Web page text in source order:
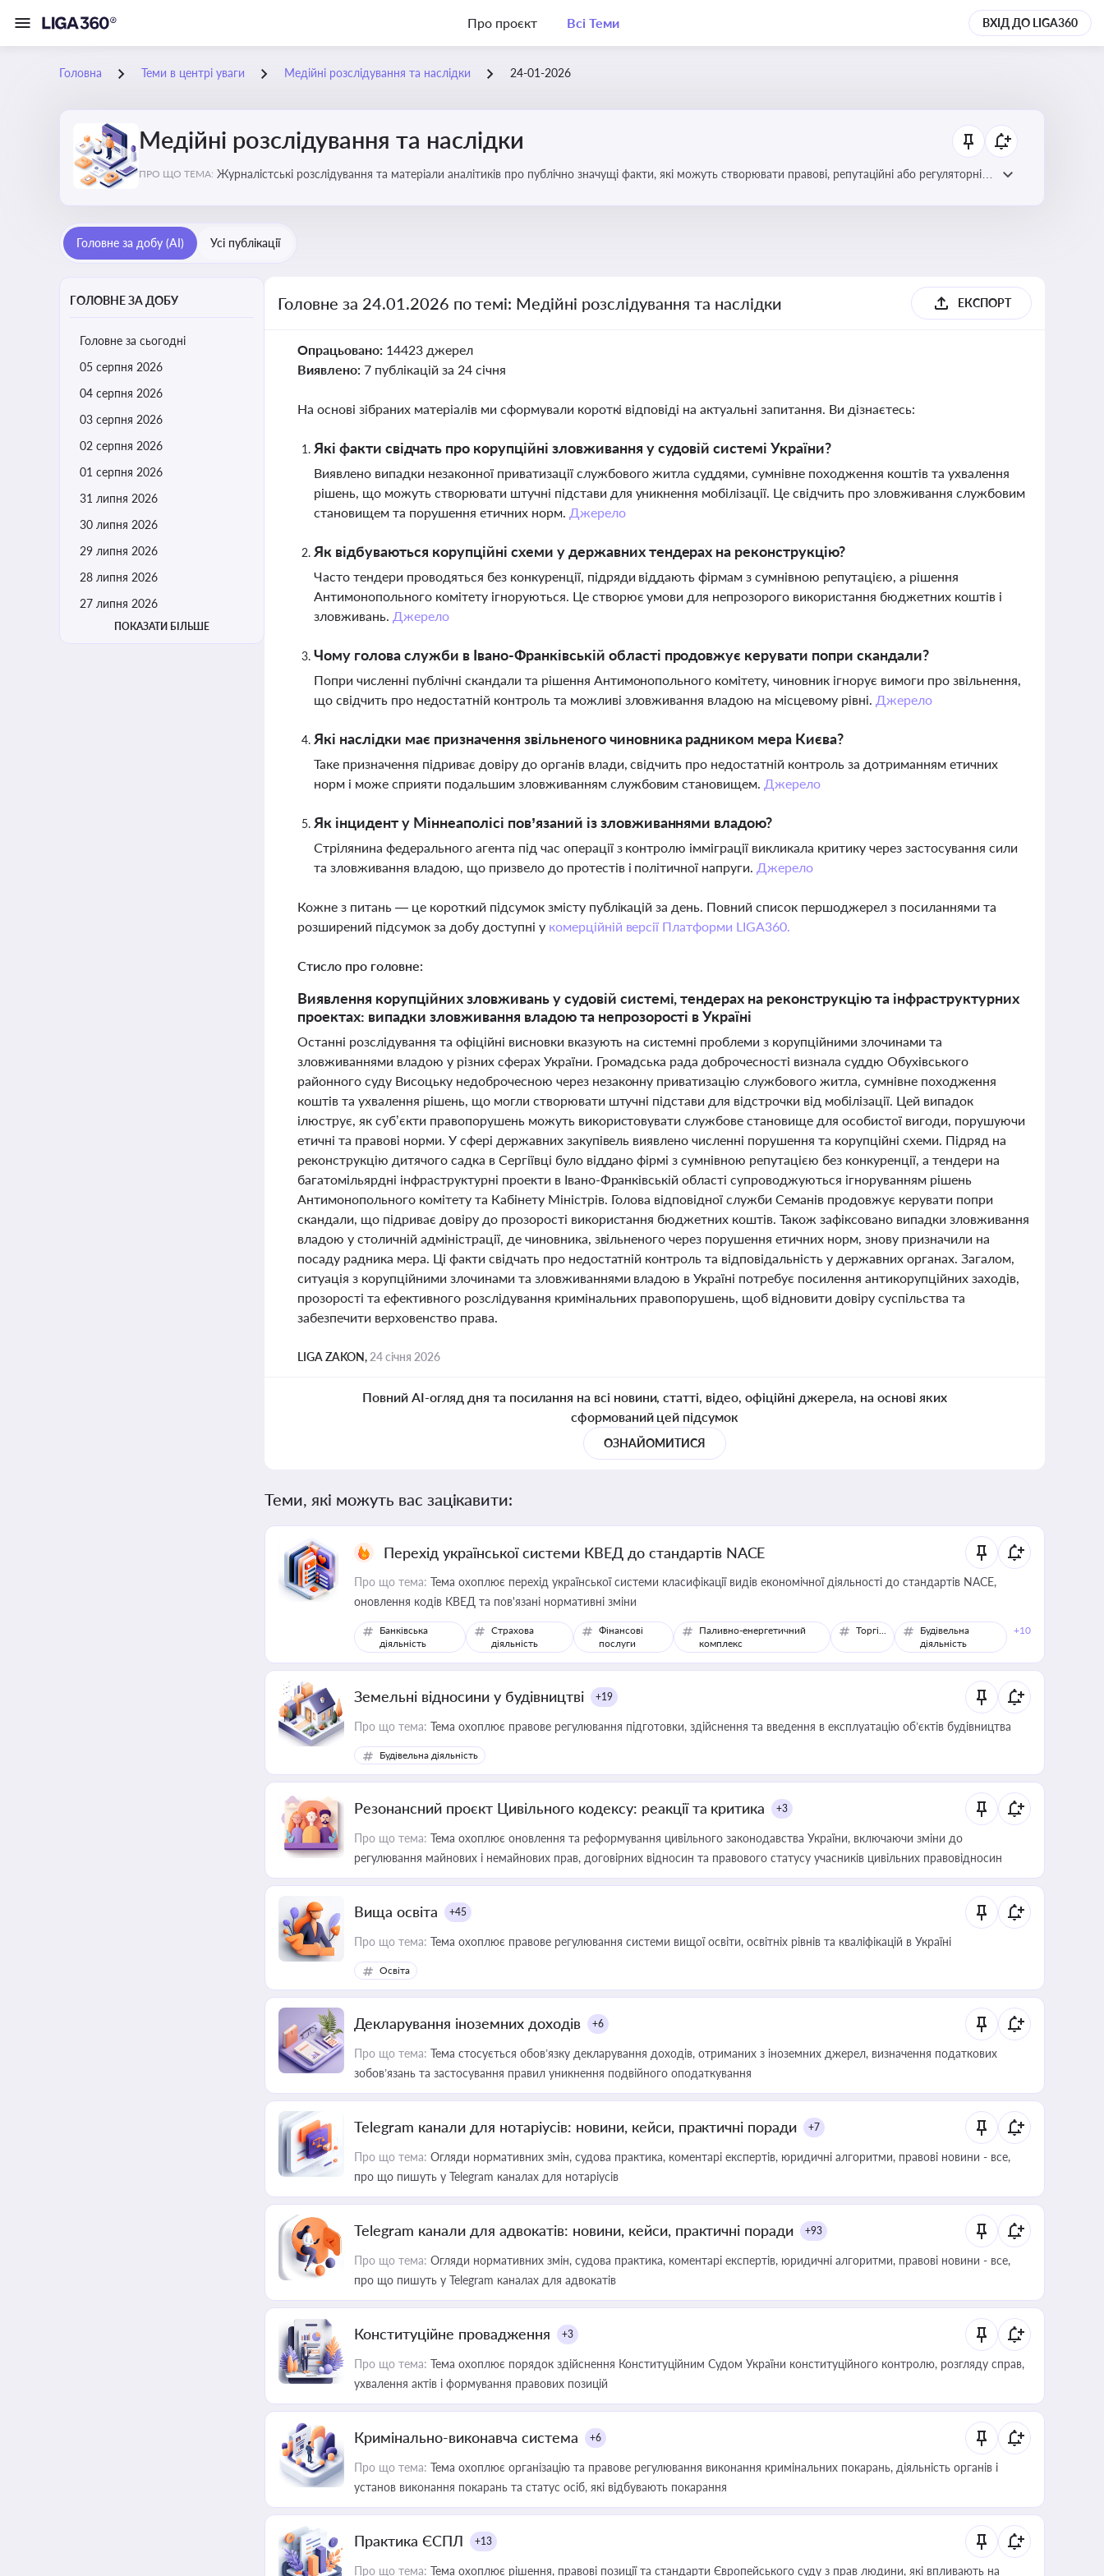
Про проєкт Всі Теми ВХІД ДО LIGA360
Головна Теми в центрі уваги Медійні розслідування та наслідки 24-01-2026
Медійні розслідування та наслідки
ПРО ЩО ТЕМА: Журналістські розслідування та матеріали аналітиків про публічно значущі факти, які можуть створювати правові, репутаційні або регуляторні
Головне за добу (AI) Усі публікації
ГОЛОВНЕ ЗА ДОБУ
Головне за сьогодні
05 серпня 2026
04 серпня 2026
03 серпня 2026
02 серпня 2026
01 серпня 2026
31 липня 2026
30 липня 2026
29 липня 2026
28 липня 2026
27 липня 2026
ПОКАЗАТИ БІЛЬШЕ
Головне за 24.01.2026 по темі: Медійні розслідування та наслідки ЕКСПОРТ
Опрацьовано: 14423 джерел
Виявлено: 7 публікацій за 24 січня
На основі зібраних матеріалів ми сформували короткі відповіді на актуальні запитання. Ви дізнаєтесь:
Які факти свідчать про корупційні зловживання у судовій системі України?
Виявлено випадки незаконної приватизації службового житла суддями, сумнівне походження коштів та ухвалення
рішень, що можуть створювати штучні підстави для уникнення мобілізації. Це свідчить про зловживання службовим
становищем та порушення етичних норм. Джерело
Як відбуваються корупційні схеми у державних тендерах на реконструкцію?
Часто тендери проводяться без конкуренції, підряди віддають фірмам з сумнівною репутацією, а рішення
Антимонопольного комітету ігноруються. Це створює умови для непрозорого використання бюджетних коштів і
зловживань. Джерело
Чому голова служби в Івано-Франківській області продовжує керувати попри скандали?
Попри численні публічні скандали та рішення Антимонопольного комітету, чиновник ігнорує вимоги про звільнення,
що свідчить про недостатній контроль та можливі зловживання владою на місцевому рівні. Джерело
Які наслідки має призначення звільненого чиновника радником мера Києва?
Таке призначення підриває довіру до органів влади, свідчить про недостатній контроль за дотриманням етичних
норм і може сприяти подальшим зловживанням службовим становищем. Джерело
Як інцидент у Міннеаполісі пов’язаний із зловживаннями владою?
Стрілянина федерального агента під час операції з контролю імміграції викликала критику через застосування сили
та зловживання владою, що призвело до протестів і політичної напруги. Джерело
Кожне з питань — це короткий підсумок змісту публікацій за день. Повний список першоджерел з посиланнями та
розширений підсумок за добу доступні у комерційній версії Платформи LIGA360.
Стисло про головне:
Виявлення корупційних зловживань у судовій системі, тендерах на реконструкцію та інфраструктурних
проектах: випадки зловживання владою та непрозорості в Україні
Останні розслідування та офіційні висновки вказують на системні проблеми з корупційними злочинами та
зловживаннями владою у різних сферах України. Громадська рада доброчесності визнала суддю Обухівського
районного суду Висоцьку недоброчесною через незаконну приватизацію службового житла, сумнівне походження
коштів та ухвалення рішень, що могли створювати штучні підстави для відстрочки від мобілізації. Цей випадок
ілюструє, як суб’єкти правопорушень можуть використовувати службове становище для особистої вигоди, порушуючи
етичні та правові норми. У сфері державних закупівель виявлено численні порушення та корупційні схеми. Підряд на
реконструкцію дитячого садка в Сергіївці було віддано фірмі з сумнівною репутацією без конкуренції, а тендери на
багатомільярдні інфраструктурні проекти в Івано-Франківській області супроводжуються ігноруванням рішень
Антимонопольного комітету та Кабінету Міністрів. Голова відповідної служби Семанів продовжує керувати попри
скандали, що підриває довіру до прозорості використання бюджетних коштів. Також зафіксовано випадки зловживання
владою у столичній адміністрації, де чиновника, звільненого через порушення етичних норм, знову призначили на
посаду радника мера. Ці факти свідчать про недостатній контроль та відповідальність у державних органах. Загалом,
ситуація з корупційними злочинами та зловживаннями владою в Україні потребує посилення антикорупційних заходів,
прозорості та ефективного розслідування кримінальних правопорушень, щоб відновити довіру суспільства та
забезпечити верховенство права.
LIGA ZAKON, 24 січня 2026
Повний AI-огляд дня та посилання на всі новини, статті, відео, офіційні джерела, на основі яких
сформований цей підсумок
ОЗНАЙОМИТИСЯ
Теми, які можуть вас зацікавити:
Перехід української системи КВЕД до стандартів NACE
Про що тема: Тема охоплює перехід української системи класифікації видів економічної діяльності до стандартів NACE,
оновлення кодів КВЕД та пов'язані нормативні зміни
Банківська
діяльність
Страхова
діяльність
Фінансові
послуги
Паливно-енергетичний
комплекс
Торгівля
Будівельна
діяльність
+10
Земельні відносини у будівництві +19
Про що тема: Тема охоплює правове регулювання підготовки, здійснення та введення в експлуатацію об’єктів будівництва
Будівельна діяльність
Резонансний проєкт Цивільного кодексу: реакції та критика +3
Про що тема: Тема охоплює оновлення та реформування цивільного законодавства України, включаючи зміни до
регулювання майнових і немайнових прав, договірних відносин та правового статусу учасників цивільних правовідносин
Вища освіта +45
Про що тема: Тема охоплює правове регулювання системи вищої освіти, освітніх рівнів та кваліфікацій в Україні
Освіта
Декларування іноземних доходів +6
Про що тема: Тема стосується обов’язку декларування доходів, отриманих з іноземних джерел, визначення податкових
зобов’язань та застосування правил уникнення подвійного оподаткування
Telegram канали для нотаріусів: новини, кейси, практичні поради +7
Про що тема: Огляди нормативних змін, судова практика, коментарі експертів, юридичні алгоритми, правові новини - все,
про що пишуть у Telegram каналах для нотаріусів
Telegram канали для адвокатів: новини, кейси, практичні поради +93
Про що тема: Огляди нормативних змін, судова практика, коментарі експертів, юридичні алгоритми, правові новини - все,
про що пишуть у Telegram каналах для адвокатів
Конституційне провадження +3
Про що тема: Тема охоплює порядок здійснення Конституційним Судом України конституційного контролю, розгляду справ,
ухвалення актів і формування правових позицій
Кримінально-виконавча система +6
Про що тема: Тема охоплює організацію та правове регулювання виконання кримінальних покарань, діяльність органів і
установ виконання покарань та статус осіб, які відбувають покарання
Практика ЄСПЛ +13
Про що тема: Тема охоплює рішення, правові позиції та стандарти Європейського суду з прав людини, які впливають на